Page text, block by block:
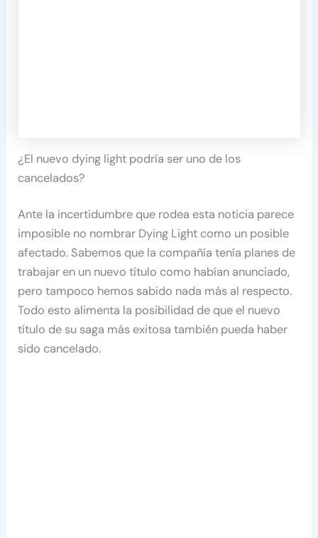
¿El nuevo dying light podría ser uno de los
cancelados?
Ante la incertidumbre que rodea esta noticia parece
imposible no nombrar Dying Light como un posible
afectado. Sabemos que la compañía tenía planes de
trabajar en un nuevo título como habían anunciado,
pero tampoco hemos sabido nada más al respecto.
Todo esto alimenta la posibilidad de que el nuevo
título de su saga más exitosa también pueda haber
sido cancelado.